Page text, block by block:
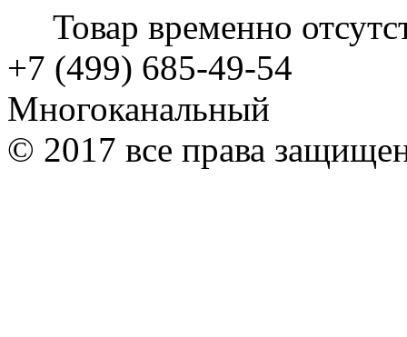
Товар временно
+7 (499) 685-49-54
Многоканальный
© 2017 все права